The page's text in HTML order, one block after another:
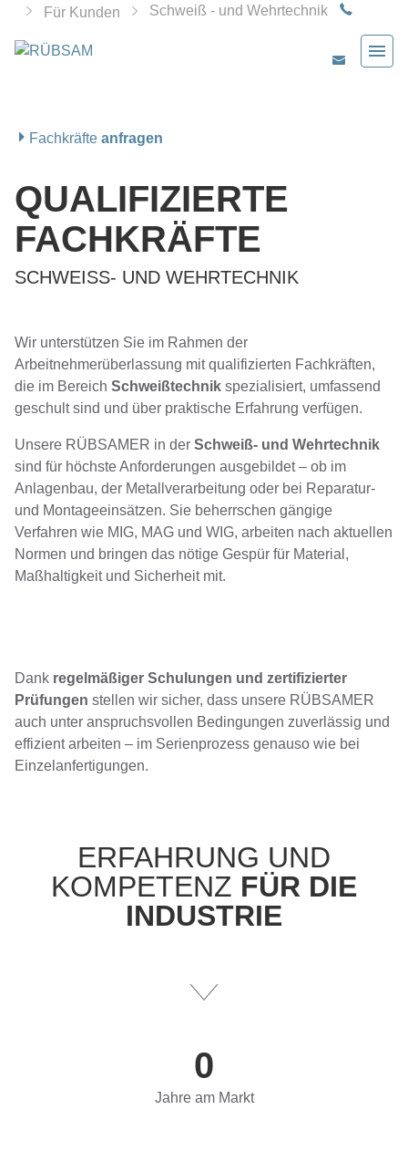
Für Kunden Schweiß - und Wehrtechnik
Fachkräfte anfragen
QUALIFIZIERTE
FACHKRÄFTE
SCHWEISS- UND WEHRTECHNIK
Wir unterstützen Sie im Rahmen der
Arbeitnehmerüberlassung mit qualifizierten Fachkräften,
die im Bereich Schweißtechnik spezialisiert, umfassend
geschult sind und über praktische Erfahrung verfügen.
Unsere RÜBSAMER in der Schweiß- und Wehrtechnik
sind für höchste Anforderungen ausgebildet – ob im
Anlagenbau, der Metallverarbeitung oder bei Reparatur-
und Montageeinsätzen. Sie beherrschen gängige
Verfahren wie MIG, MAG und WIG, arbeiten nach aktuellen
Normen und bringen das nötige Gespür für Material,
Maßhaltigkeit und Sicherheit mit.
Dank regelmäßiger Schulungen und zertifizierter
Prüfungen stellen wir sicher, dass unsere RÜBSAMER
auch unter anspruchsvollen Bedingungen zuverlässig und
effizient arbeiten – im Serienprozess genauso wie bei
Einzelanfertigungen.
ERFAHRUNG UND
KOMPETENZ FÜR DIE
INDUSTRIE
0
Jahre am Markt